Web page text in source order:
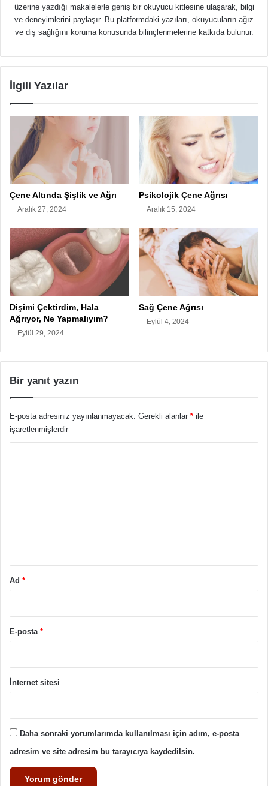
üzerine yazdığı makalelerle geniş bir okuyucu kitlesine ulaşarak, bilgi
ve deneyimlerini paylaşır. Bu platformdaki yazıları, okuyucuların ağız
ve diş sağlığını koruma konusunda bilinçlenmelerine katkıda bulunur.
İlgili Yazılar
Çene Altında Şişlik ve Ağrı
Aralık 27, 2024
Psikolojik Çene Ağrısı
Aralık 15, 2024
Dişimi Çektirdim, Hala
Ağrıyor, Ne Yapmalıyım?
Eylül 29, 2024
Sağ Çene Ağrısı
Eylül 4, 2024
Bir yanıt yazın
E-posta adresiniz yayınlanmayacak. Gerekli alanlar * ile
işaretlenmişlerdir
Ad *
E-posta *
İnternet sitesi
Daha sonraki yorumlarımda kullanılması için adım, e-posta
adresim ve site adresim bu tarayıcıya kaydedilsin.